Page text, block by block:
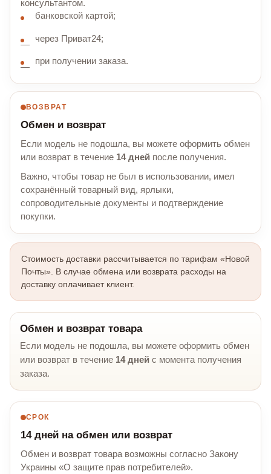
консультантом.
банковской картой;
через Приват24;
при получении заказа.
ВОЗВРАТ
Обмен и возврат
Если модель не подошла, вы можете оформить обмен
или возврат в течение 14 дней после получения.
Важно, чтобы товар не был в использовании, имел
сохранённый товарный вид, ярлыки,
сопроводительные документы и подтверждение
покупки.
Стоимость доставки рассчитывается по тарифам «Новой
Почты». В случае обмена или возврата расходы на
доставку оплачивает клиент.
Обмен и возврат товара
Если модель не подошла, вы можете оформить обмен
или возврат в течение 14 дней с момента получения
заказа.
СРОК
14 дней на обмен или возврат
Обмен и возврат товара возможны согласно Закону
Украины «О защите прав потребителей».